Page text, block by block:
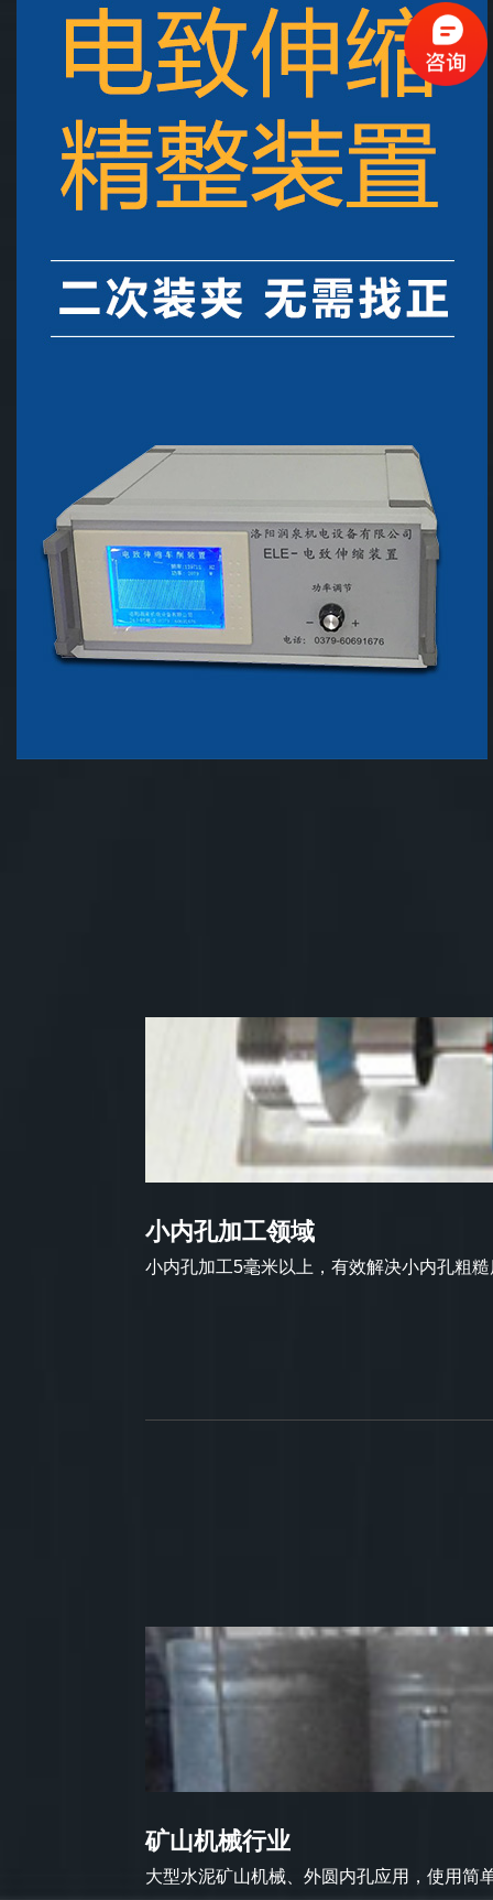
小内孔加工领域
小内孔加工5毫米以上，有效解决小内孔粗
矿山机械行业
大型水泥矿山机械、外圆内孔应用，使用简